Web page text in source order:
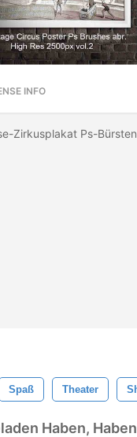
INFO
Zirkusplakat Ps-
Spaß Theater
Haben,